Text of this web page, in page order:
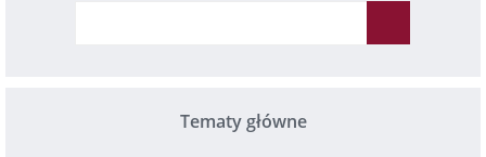
Tematy główne